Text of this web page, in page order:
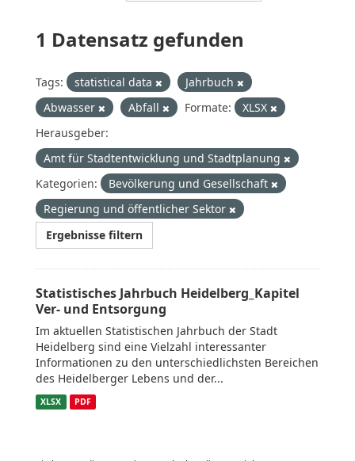
1 Datensatz gefunden
Tags: statistical data
Jahrbuch
Abwasser
Abfall Formate:
XLSX
Herausgeber:
Amt für Stadtentwicklung und Stadtplanung
Kategorien:
Bevölkerung und Gesellschaft
Regierung und öffentlicher Sektor
Ergebnisse filtern
Statistisches Jahrbuch Heidelberg_Kapitel
Ver- und Entsorgung
Im aktuellen Statistischen Jahrbuch der Stadt
Heidelberg sind eine Vielzahl interessanter
Informationen zu den unterschiedlichsten Bereichen
des Heidelberger Lebens und der...
XLSX PDF